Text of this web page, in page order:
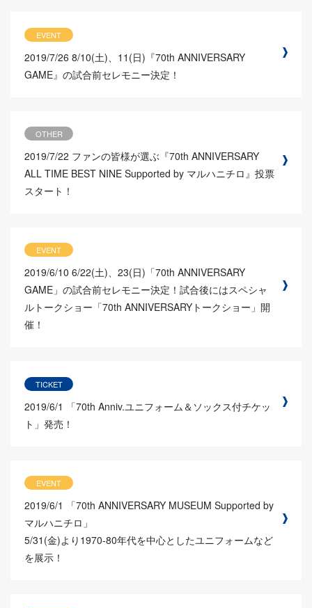
EVENT
2019/7/26 8/10(土)、11(日)『70th ANNIVERSARY
GAME』の試合前セレモニー決定！
OTHER
2019/7/22 ファンの皆様が選ぶ『70th ANNIVERSARY
ALL TIME BEST NINE Supported by マルハニチロ』投票
スタート！
EVENT
2019/6/10 6/22(土)、23(日)「70th ANNIVERSARY
GAME」の試合前セレモニー決定！試合後にはスペシャ
ルトークショー「70th ANNIVERSARYトークショー」開
催！
TICKET
2019/6/1
「70th Anniv.ユニフォーム＆ソックス付チケッ
ト」発売！
EVENT
2019/6/1
「70th ANNIVERSARY MUSEUM Supported by
マルハニチロ」
5/31(金)より1970-80年代を中心としたユニフォームなど
を展示！